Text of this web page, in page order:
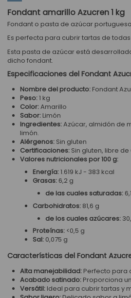
Fondant amarillo Azucren 1 kg
Fondant o pasta de azúcar
Es perfecta para cubrir tartas de
Esta pasta de azúcar está
dicho fondant.
Especificaciones del Fondant
Nombre del producto: Fondant
Peso:1 kg
Color:Amarillo
Sabor: Limón
Ingredientes:Azúcar, almidón de
limón.
Alérgenos: Sin gluten
Certificaciones: Sin gluten, libre de
Valores nutricionales por 100 g:
Energía:1.619 kJ - 383 kcal
Grasas: 6,2 g
de las cuales saturadas:
Carbohidratos: 81,6 g
de los cuales azúcares:
Proteínas: <0,5 g
Sal: 0,075 g
Características del Fondant
Alta manejabilidad: Perfecto para
Acabado satinado: Proporciona
Versátil: Ideal para cubrir tartas y